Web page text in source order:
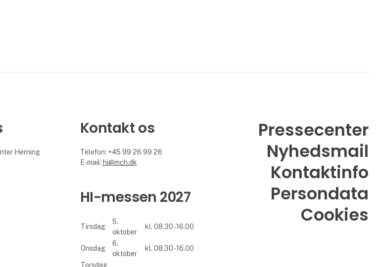
Herning
Kontakt os
Telefon: +45 99 26 99 26
E-mail: hi@mch.dk
HI-messen 2027
Tirsdag
5.
oktober
kl. 08.30 - 16.00
Onsdag
6.
oktober
kl. 08.30 - 16.00
Torsdag
Pressecenter
Nyhedsmail
Kontaktinfo
Persondata
Cookies